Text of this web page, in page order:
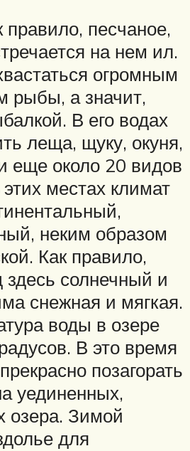
песчаное,
на нем ил.
огромным
рыбы, а значит,
В его водах
леща, щуку, окуня,
еще около 20 видов
местах климат
неким образом
Как правило,
здесь солнечный и
снежная и мягкая.
воды в озере
В это время
позагорать
уединенных,
озера. Зимой
для